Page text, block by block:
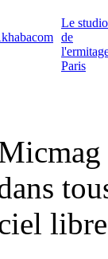
Le studio
de
Paris